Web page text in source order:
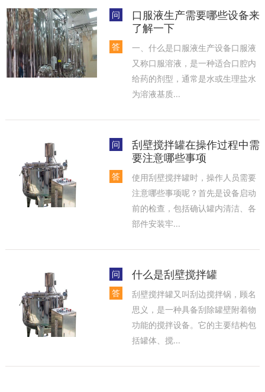
问
口服液生产需要哪些设备来
了解一下
答
一、什么是口服液生产设备口服液
又称口服溶液，是一种适合口腔内
给药的剂型，通常是水或生理盐水
为溶液基质...
问
刮壁搅拌罐在操作过程中需
要注意哪些事项
答
使用刮壁搅拌罐时，操作人员需要
注意哪些事项呢？首先是设备启动
前的检查，包括确认罐内清洁、各
部件安装牢...
问 什么是刮壁搅拌罐
答
刮壁搅拌罐又叫刮边搅拌锅，顾名
思义，是一种具备刮除罐壁附着物
功能的搅拌设备。它的主要结构包
括罐体、搅...